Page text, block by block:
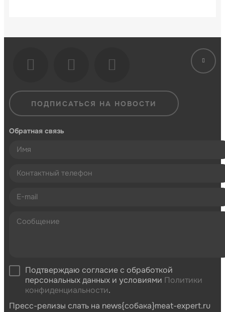
ПОДПИСАТЬСЯ НА НОВОСТИ
Обратная связь
Подтверждаю согласие с обработкой
персональных данных и условиями Политики
конфиденциальности.
Пресс-релизы слать на news{собака}meat-expert.ru